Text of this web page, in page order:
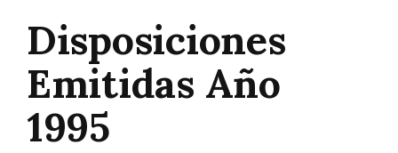
Nación
Disposiciones
Emitidas Año
1995